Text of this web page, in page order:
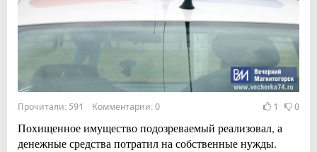
Прочитали: 591 Комментарии: 0 1 0
Похищенное имущество подозреваемый реализовал, а
денежные средства потратил на собственные нужды.